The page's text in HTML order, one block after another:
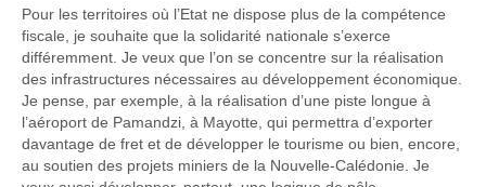
Pour les territoires où l’Etat ne dispose plus de la compétence
fiscale, je souhaite que la solidarité nationale s’exerce
différemment. Je veux que l’on se concentre sur la réalisation
des infrastructures nécessaires au développement économique.
Je pense, par exemple, à la réalisation d’une piste longue à
l’aéroport de Pamandzi, à Mayotte, qui permettra d’exporter
davantage de fret et de développer le tourisme ou bien, encore,
au soutien des projets miniers de la Nouvelle-Calédonie. Je